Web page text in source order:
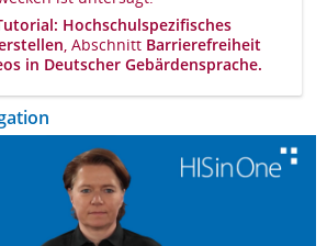
Hochschulspezifisches
, Abschnitt Barrierefreiheit
in Deutscher Gebärdensprache.